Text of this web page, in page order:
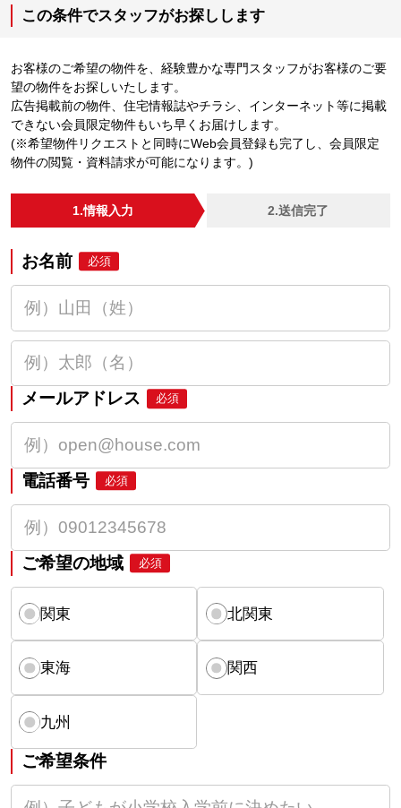
この条件でスタッフがお探しします
お客様のご希望の物件を、経験豊かな専門スタッフがお客様のご要
望の物件をお探しいたします。
広告掲載前の物件、住宅情報誌やチラシ、インターネット等に掲載
できない会員限定物件もいち早くお届けします。
(※希望物件リクエストと同時にWeb会員登録も完了し、会員限定
物件の閲覧・資料請求が可能になります。)
1.情報入力 2.送信完了
お名前 必須
メールアドレス 必須
電話番号 必須
ご希望の地域 必須
関東 北関東
東海 関西
九州
ご希望条件